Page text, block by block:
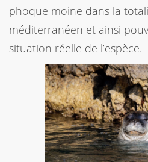
phoque moine dans la
méditerranéen et ainsi
situation réelle de l’espèce.